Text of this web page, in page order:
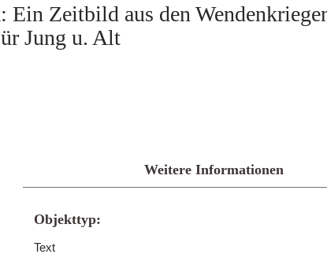
Zeitbild aus den
Jung u. Alt
Weitere Informationen
Objekttyp:
Text